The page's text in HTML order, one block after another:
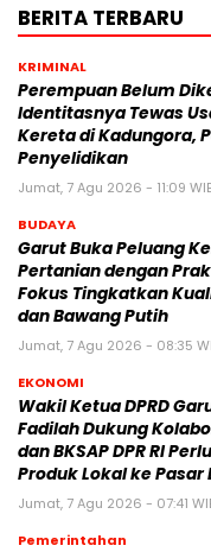
BERITA TERBARU
KRIMINAL
Perempuan Belum
Identitasnya Tewas
Kereta di Kadungora,
Penyelidikan
Jumat, 7 Agu 2026 - 11:09
BUDAYA
Garut Buka Peluang
Pertanian dengan
Fokus Tingkatkan
dan Bawang Putih
Jumat, 7 Agu 2026 - 08:35
EKONOMI
Wakil Ketua DPRD
Fadilah Dukung
dan BKSAP DPR RI
Produk Lokal ke Pasar
Jumat, 7 Agu 2026 - 07:41
Pemerintahan